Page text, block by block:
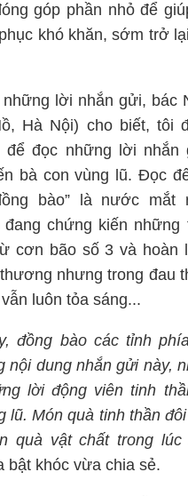
góp phần nhỏ để
khó khăn, sớm trở
lời nhắn gửi, bác
Hà Nội) cho biết, tôi
để đọc những lời nhắn
bà con vùng lũ. Đọc
bào” là nước mắt
chứng kiến những
cơn bão số 3 và hoàn
nhưng trong đau
luôn tỏa sáng...
đồng bào các tỉnh
nội dung nhắn gửi này,
lời động viên tinh
lũ. Món quà tinh thần
quà vật chất trong lúc
bật khóc vừa chia sẻ.